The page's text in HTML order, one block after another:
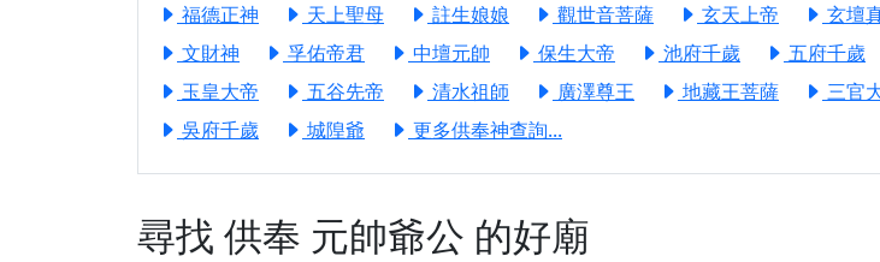
【新北貢寮 南極玉明殿】中元普渡大法會，誠摯歡迎十方
下善緣。
【桃園慈善宮(天公廟)】中元普渡交給專業的來，省時省力
是「超級加倍」！
【桃園龜山 慈恩宮】丙午年慶讚中元普渡法會，正是讓我
福德正神 天上聖母 註生娘娘 觀世音菩薩 玄天上帝 玄壇
文財神
孚佑帝君 中壇元帥 保生大帝 池府千歲 五府千歲
玉皇大帝
五谷先帝 清水祖師 廣澤尊王 地藏王菩薩 三官
吳府千歲
城隍爺 更多供奉神查詢...
尋找 供奉 元帥爺公 的好廟